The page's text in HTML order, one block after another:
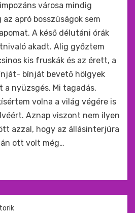
városa mindig
apró bosszúságok sem
A késő délutáni órák
akadt. Alig győztem
kis fruskák és az érett, a
bínját bevető hölgyek
a nyüzsgés. Mi tagadás,
volna a világ végére is
Aznap viszont nem ilyen
azzal, hogy az állásinterjúra
ott volt még…